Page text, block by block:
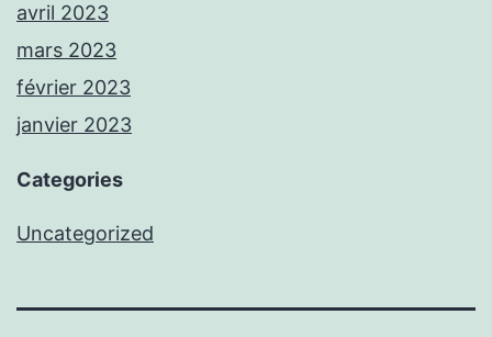
avril 2023
mars 2023
février 2023
janvier 2023
Categories
Uncategorized